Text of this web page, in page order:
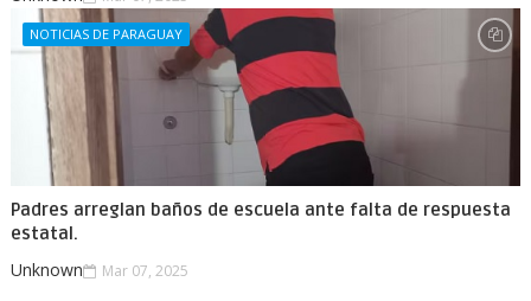
NOTICIAS DE PARAGUAY
Padres arreglan baños de escuela ante falta de respuesta
estatal.
Unknown Mar 07, 2025